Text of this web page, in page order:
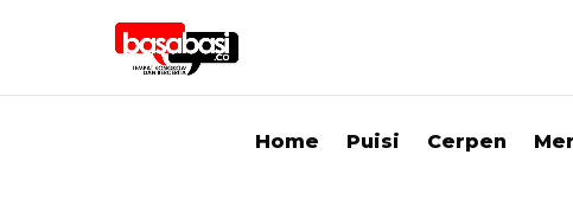
Home Puisi Cerpen